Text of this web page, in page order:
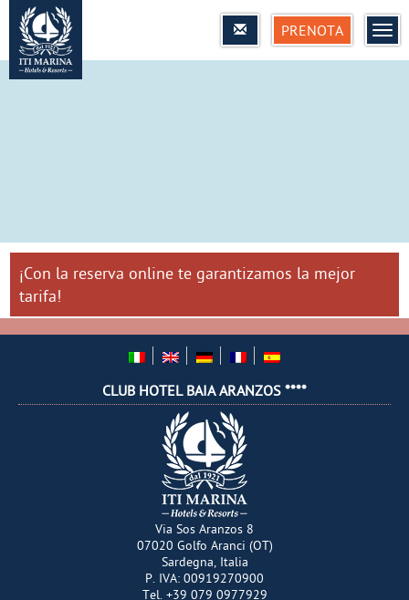
PRENOTA
¡Con la reserva online te garantizamos la mejor
tarifa!
CLUB HOTEL BAIA ARANZOS ****
Via Sos Aranzos 8
07020 Golfo Aranci (OT)
Sardegna, Italia
P. IVA: 00919270900
Tel. +39 079 0977929